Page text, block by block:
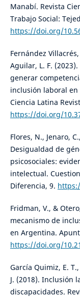
Manabí. Revista
Trabajo Social:
https://doi.org/
Fernández
Aguilar, L. F.
generar
inclusión laboral en
Ciencia Latina
https://doi.org/
Flores, N., Jenaro,
Desigualdad de
psicosociales:
intelectual.
Diferencia, 9.
Fridman, V., &
mecanismo de
en Argentina.
https://doi.org/
García Quimiz, E.
J. (2018). Inclusión
discapacidades.